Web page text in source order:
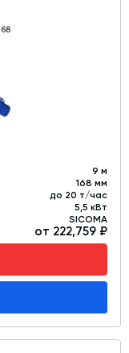
9 м
168 мм
до 20 т/час
5,5 кВт
SICOMA
от 222,759 ₽